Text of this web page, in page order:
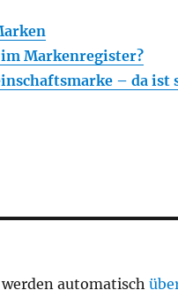
Markenregister?
– da ist
automatisch